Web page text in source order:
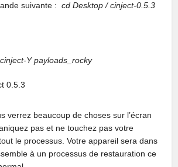
suivante :cd Desktop /cinject-0.5.3
cinject-Y payloads_rocky
verrez beaucoup de choses sur l’écran
pas et ne touchez pas votre
le processus. Votre appareil sera dans
à un processus de restauration ce